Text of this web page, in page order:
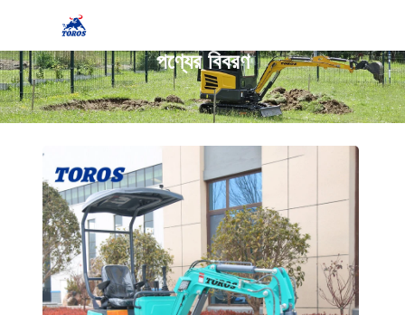
পণ্যের বিবরণ